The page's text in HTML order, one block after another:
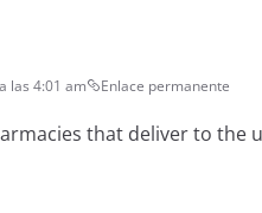
las 4:01 am Enlace permanente
that deliver to the